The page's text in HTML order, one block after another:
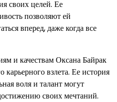
своих целей. Ее
позволяют ей
вперед, даже когда все
и качествам Оксана Байрак
карьерного взлета. Ее история
воля и талант могут
своих мечтаний.